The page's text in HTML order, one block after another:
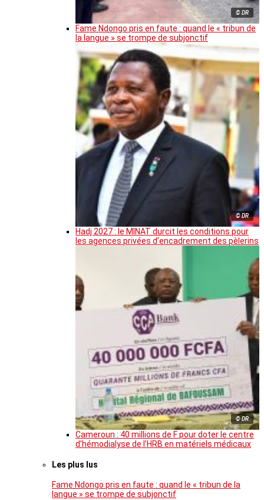
© DR
Fame Ndongo pris en faute : quand le « tribun de
la langue » se trompe de subjonctif
© DR
Hadj 2027 : le MINAT durcit les conditions pour
les agences privées d’encadrement des pèlerins
© DR
Cameroun : 40 millions de F pour doter le centre
d’hémodialyse de l’HRB en matériels médicaux
Les plus lus
Fame Ndongo pris en faute : quand le « tribun de la
langue » se trompe de subjonctif